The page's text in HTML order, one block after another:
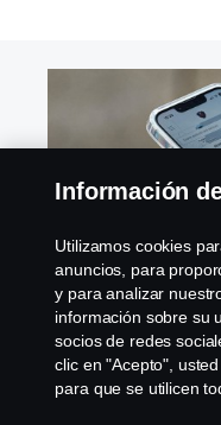
Busque al concesionario más
cercano.
Información
Utilizamos cookies
anuncios, para
y para analizar
información sobre su
socios de redes
clic en "Acepto",
para que se utilicen